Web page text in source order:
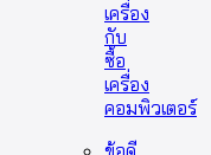
เครื่อง
กับ
ซื้อ
เครื่อง
คอมพิวเตอร์
ข้อดี